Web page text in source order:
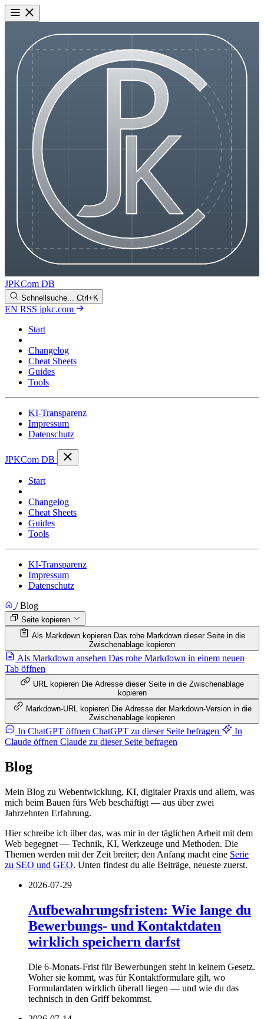
JPKCom DB
Schnellsuche... Ctrl+K
EN RSS jpkc.com
Start
Changelog
Cheat Sheets
Guides
Tools
KI-Transparenz
Impressum
Datenschutz
JPKCom DB
Start
Changelog
Cheat Sheets
Guides
Tools
KI-Transparenz
Impressum
Datenschutz
/ Blog
Seite kopieren
Als Markdown kopieren Das rohe Markdown dieser Seite in die
Zwischenablage kopieren
Als Markdown ansehen Das rohe Markdown in einem neuen
Tab öffnen
URL kopieren Die Adresse dieser Seite in die Zwischenablage
kopieren
Markdown-URL kopieren Die Adresse der Markdown-Version in die
Zwischenablage kopieren
In ChatGPT öffnen ChatGPT zu dieser Seite befragen
In
Claude öffnen Claude zu dieser Seite befragen
Blog
Mein Blog zu Webentwicklung, KI, digitaler Praxis und allem, was
mich beim Bauen fürs Web beschäftigt — aus über zwei
Jahrzehnten Erfahrung.
Hier schreibe ich über das, was mir in der täglichen Arbeit mit dem
Web begegnet — Technik, KI, Werkzeuge und Methoden. Die
Themen werden mit der Zeit breiter; den Anfang macht eine Serie
zu SEO und GEO. Unten findest du alle Beiträge, neueste zuerst.
2026-07-29
Aufbewahrungsfristen: Wie lange du
Bewerbungs- und Kontaktdaten
wirklich speichern darfst
Die 6-Monats-Frist für Bewerbungen steht in keinem Gesetz.
Woher sie kommt, was für Kontaktformulare gilt, wo
Formulardaten wirklich überall liegen — und wie du das
technisch in den Griff bekommst.